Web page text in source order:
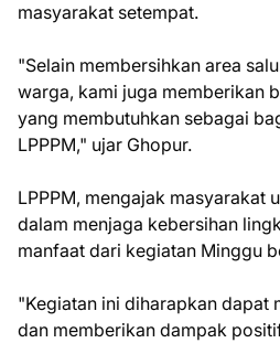
masyarakat setempat.
"Selain membersihkan area
warga, kami juga memberikan
yang membutuhkan sebagai
LPPPM," ujar Ghopur.
LPPPM, mengajak masyarakat
dalam menjaga kebersihan
manfaat dari kegiatan Minggu
"Kegiatan ini diharapkan dapat
dan memberikan dampak